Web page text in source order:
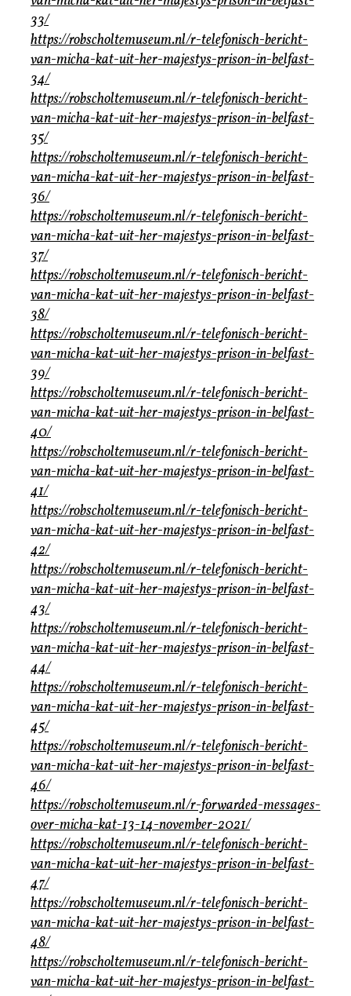
33/
https://robscholtemuseum.nl/r-telefonisch-bericht-
van-micha-kat-uit-her-majestys-prison-in-belfast-
34/
https://robscholtemuseum.nl/r-telefonisch-bericht-
van-micha-kat-uit-her-majestys-prison-in-belfast-
35/
https://robscholtemuseum.nl/r-telefonisch-bericht-
van-micha-kat-uit-her-majestys-prison-in-belfast-
36/
https://robscholtemuseum.nl/r-telefonisch-bericht-
van-micha-kat-uit-her-majestys-prison-in-belfast-
37/
https://robscholtemuseum.nl/r-telefonisch-bericht-
van-micha-kat-uit-her-majestys-prison-in-belfast-
38/
https://robscholtemuseum.nl/r-telefonisch-bericht-
van-micha-kat-uit-her-majestys-prison-in-belfast-
39/
https://robscholtemuseum.nl/r-telefonisch-bericht-
van-micha-kat-uit-her-majestys-prison-in-belfast-
40/
https://robscholtemuseum.nl/r-telefonisch-bericht-
van-micha-kat-uit-her-majestys-prison-in-belfast-
41/
https://robscholtemuseum.nl/r-telefonisch-bericht-
van-micha-kat-uit-her-majestys-prison-in-belfast-
42/
https://robscholtemuseum.nl/r-telefonisch-bericht-
van-micha-kat-uit-her-majestys-prison-in-belfast-
43/
https://robscholtemuseum.nl/r-telefonisch-bericht-
van-micha-kat-uit-her-majestys-prison-in-belfast-
44/
https://robscholtemuseum.nl/r-telefonisch-bericht-
van-micha-kat-uit-her-majestys-prison-in-belfast-
45/
https://robscholtemuseum.nl/r-telefonisch-bericht-
van-micha-kat-uit-her-majestys-prison-in-belfast-
46/
https://robscholtemuseum.nl/r-forwarded-messages-
over-micha-kat-13-14-november-2021/
https://robscholtemuseum.nl/r-telefonisch-bericht-
van-micha-kat-uit-her-majestys-prison-in-belfast-
47/
https://robscholtemuseum.nl/r-telefonisch-bericht-
van-micha-kat-uit-her-majestys-prison-in-belfast-
48/
https://robscholtemuseum.nl/r-telefonisch-bericht-
van-micha-kat-uit-her-majestys-prison-in-belfast-